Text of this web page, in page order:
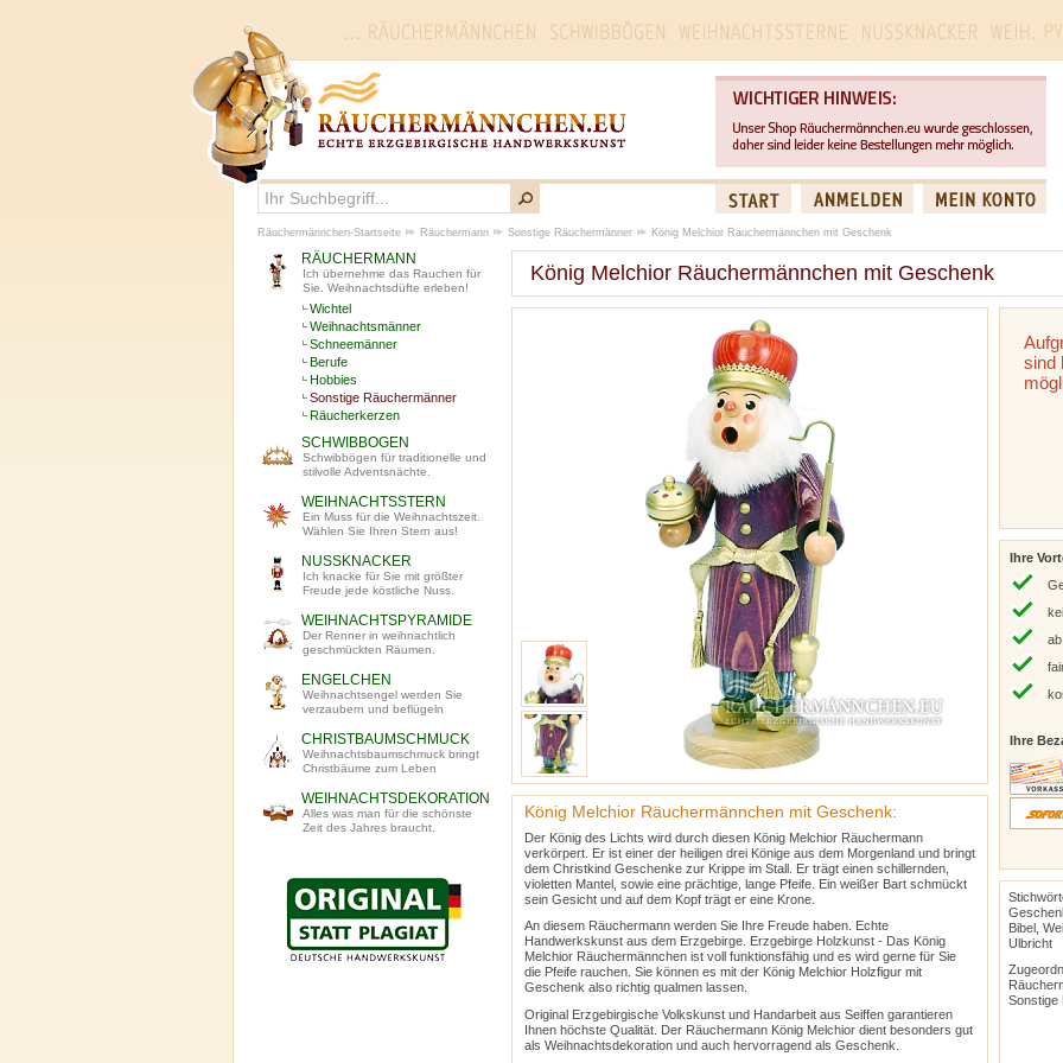
König Melchior Räuchermännchen mit Geschenk
König Melchior Räuchermännchen mit Geschenk:
Der König des Lichts wird durch diesen König Melchior Räuchermann
verkörpert. Er ist einer der heiligen drei Könige aus dem Morgenland und bringt
dem Christkind Geschenke zur Krippe im Stall. Er trägt einen schillernden,
violetten Mantel, sowie eine prächtige, lange Pfeife. Ein weißer Bart schmückt
sein Gesicht und auf dem Kopf trägt er eine Krone.
An diesem Räuchermann werden Sie Ihre Freude haben. Echte
Handwerkskunst aus dem Erzgebirge. Erzgebirge Holzkunst - Das König
Melchior Räuchermännchen ist voll funktionsfähig und es wird gerne für Sie
die Pfeife rauchen. Sie können es mit der König Melchior Holzfigur mit
Geschenk also richtig qualmen lassen.
Original Erzgebirgische Volkskunst und Handarbeit aus Seiffen garantieren
Ihnen höchste Qualität. Der Räuchermann König Melchior dient besonders gut
als Weihnachtsdekoration und auch hervorragend als Geschenk.
sind
Ihre
Ihre
Bibel,
Ulbricht
Sonstige
RÄUCHERMANN
Ich übernehme das Rauchen für
Sie. Weihnachtsdüfte erleben!
Wichtel
Weihnachtsmänner
Schneemänner
Berufe
Hobbies
Sonstige Räuchermänner
Räucherkerzen
SCHWIBBOGEN
Schwibbögen für traditionelle und
stilvolle Adventsnächte.
WEIHNACHTSSTERN
Ein Muss für die Weihnachtszeit.
Wählen Sie Ihren Stern aus!
NUSSKNACKER
Ich knacke für Sie mit größter
Freude jede köstliche Nuss.
WEIHNACHTSPYRAMIDE
Der Renner in weihnachtlich
geschmückten Räumen.
ENGELCHEN
Weihnachtsengel werden Sie
verzaubern und beflügeln
CHRISTBAUMSCHMUCK
Weihnachtsbaumschmuck bringt
Christbäume zum Leben
WEIHNACHTSDEKORATION
Alles was man für die schönste
Zeit des Jahres braucht.
Räuchermännchen-Startseite Räuchermann Sonstige Räuchermänner König Melchior Räuchermännchen mit Geschenk